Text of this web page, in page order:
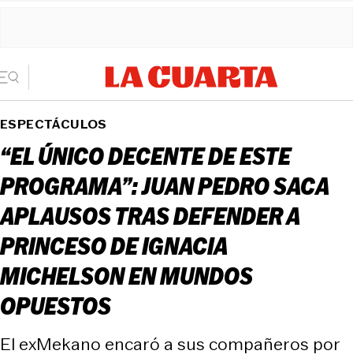
ESPECTÁCULOS
“EL ÚNICO DECENTE DE ESTE
PROGRAMA”: JUAN PEDRO SACA
APLAUSOS TRAS DEFENDER A
PRINCESO DE IGNACIA
MICHELSON EN MUNDOS
OPUESTOS
El exMekano encaró a sus compañeros por